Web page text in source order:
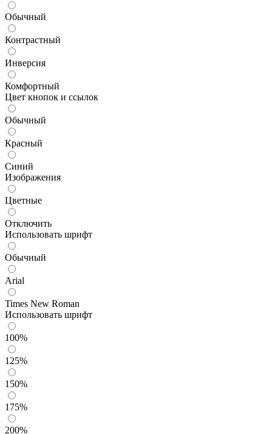
Обычный
Контрастный
Инверсия
Комфортный
Цвет кнопок и ссылок
Обычный
Красный
Синий
Изображения
Цветные
Отключить
Использовать шрифт
Обычный
Arial
Times New Roman
Использовать шрифт
100%
125%
150%
175%
200%